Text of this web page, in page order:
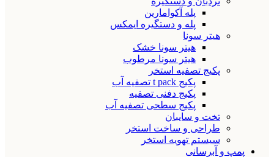
پله آکوامارین
پله و دستگیره ایمکس
هیتر سونا
هیتر سونا خشک
هیتر سونا مرطوب
پکیج تصفیه استخر
پکیج t pack تصفیه آب
پکیج دفنی تصفیه
پکیج سطحی تصفیه آب
تخت و سایبان
طراحی و ساخت استخر
سیستم تهویه استخر
پمپ و آبرسانی